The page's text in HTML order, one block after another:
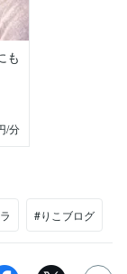
も
/分
#りこブログ